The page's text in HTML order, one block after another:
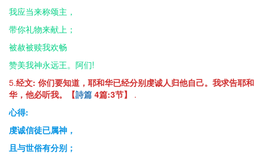
我应当来称颂主，
带你礼物来献上；
被赦被赎我欢畅
赞美我神永远王。阿们!
5.经文: 你们要知道，耶和华已经分别虔诚人归他自己。我求告耶和
华，他必听我。【詩篇 4篇:3节】
.
心得:
虔诚信徒已属神，
且与世俗有分别；